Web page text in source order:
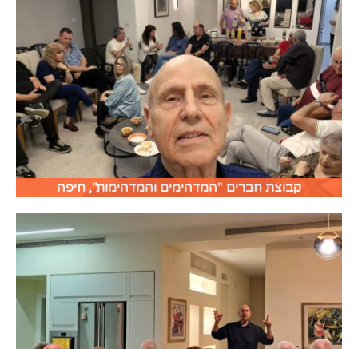
קבוצת חברים "המדהימים והמדהימות", חיפה